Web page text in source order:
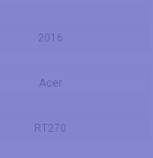
2016
Acer
RT270